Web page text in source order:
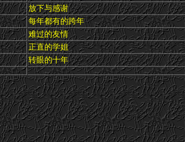
放下与感谢
每年都有的跨年
难过的友情
正直的学姐
转眼的十年